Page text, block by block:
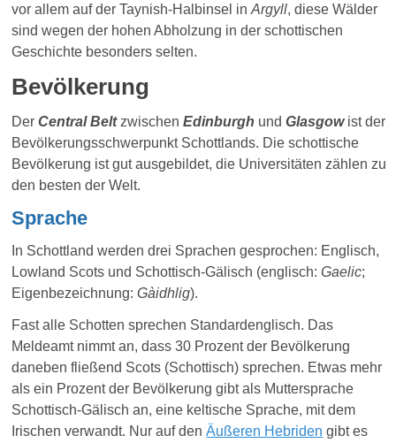
vor allem auf der Taynish-Halbinsel inArgyll, diese Wälder
sind wegen der hohen Abholzung in der schottischen
Geschichte besonders selten.
Bevölkerung
DerCentral BeltzwischenEdinburgh undGlasgow ist der
Bevölkerungsschwerpunkt Schottlands. Die schottische
Bevölkerung ist gut ausgebildet, die Universitäten zählen zu
den besten der Welt.
Sprache
In Schottland werden drei Sprachen gesprochen: Englisch,
Lowland Scots und Schottisch-Gälisch (englisch:Gaelic;
Eigenbezeichnung:Gàidhlig).
Fast alle Schotten sprechen Standardenglisch. Das
Meldeamt nimmt an, dass 30 Prozent der Bevölkerung
daneben fließend Scots (Schottisch) sprechen. Etwas mehr
als ein Prozent der Bevölkerung gibt als Muttersprache
Schottisch-Gälisch an, eine keltische Sprache, mit dem
Irischen verwandt. Nur auf denÄußeren Hebriden gibt es